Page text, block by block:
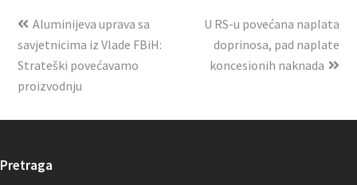
Aluminijeva uprava sa
savjetnicima iz Vlade FBiH:
Strateški povećavamo
proizvodnju
U RS-u povećana naplata
doprinosa, pad naplate
koncesionih naknada
Pretraga